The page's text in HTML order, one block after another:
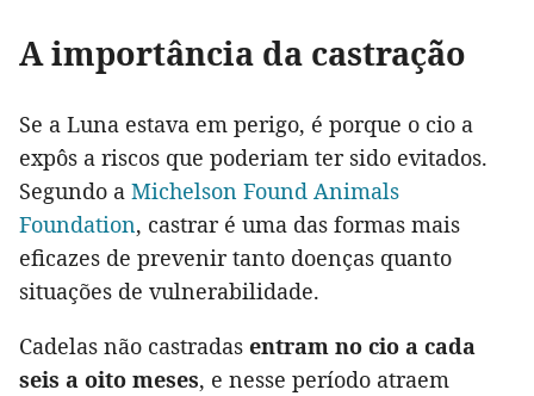
A importância da castração
Se a Luna estava em perigo, é porque o cio a
expôs a riscos que poderiam ter sido evitados.
Segundo a Michelson Found Animals
Foundation, castrar é uma das formas mais
eficazes de prevenir tanto doenças quanto
situações de vulnerabilidade.
Cadelas não castradas entram no cio a cada
seis a oito meses, e nesse período atraem